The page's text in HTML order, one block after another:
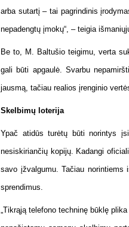
arba sutartį – tai pagrindinis
nepadengtų įmokų“, – teigia
Be to, M. Baltušio teigimu, verta
gali būti apgaulė. Svarbu
jausmą, tačiau realios įrenginio
Skelbimų loterija
Ypač atidūs turėtų būti norintys
nesiskiriančių kopijų. Kadangi
savo įžvalgumu. Tačiau
sprendimus.
„Tikrąją telefono techninę būklę